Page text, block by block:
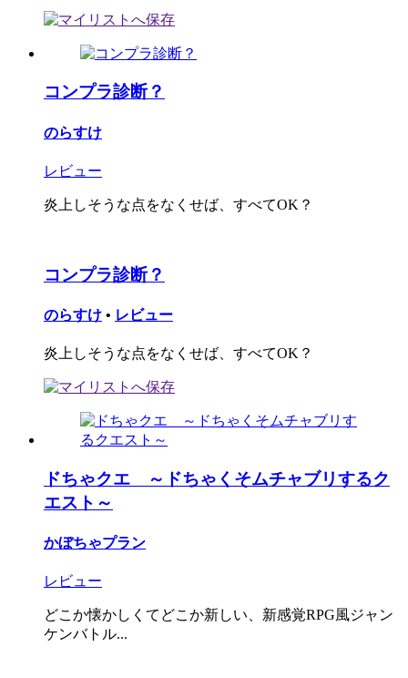
コンプラ診断？
のらすけ
レビュー
炎上しそうな点をなくせば、すべてOK？
コンプラ診断？
のらすけ • レビュー
炎上しそうな点をなくせば、すべてOK？
ドちゃクエ ～ドちゃくそムチャブリするク
エスト～
かぼちゃプラン
レビュー
どこか懐かしくてどこか新しい、新感覚RPG風ジャン
ケンバトル...